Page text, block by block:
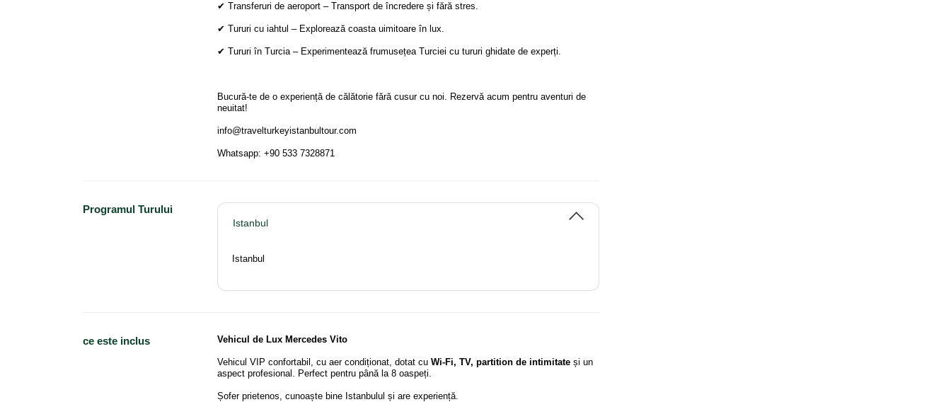
✔ Transferuri de aeroport – Transport de încredere și fără stres.
✔ Tururi cu iahtul – Explorează coasta uimitoare în lux.
✔ Tururi în Turcia – Experimentează frumusețea Turciei cu tururi ghidate de experți.
Bucură-te de o experiență de călătorie fără cusur cu noi. Rezervă acum pentru aventuri de
neuitat!
info@travelturkeyistanbultour.com
Whatsapp: +90 533 7328871
Programul Turului
Istanbul
Istanbul
ce este inclus Vehicul de Lux Mercedes Vito
Vehicul VIP confortabil, cu aer condiționat, dotat cu Wi-Fi, TV, partition de intimitate și un
aspect profesional. Perfect pentru până la 8 oaspeți.
Șofer prietenos, cunoaște bine Istanbulul și are experiență.